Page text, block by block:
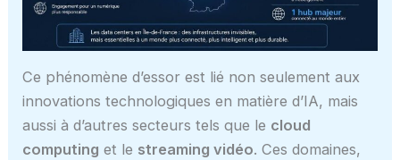
Ce phénomène d’essor est lié non seulement aux
innovations technologiques en matière d’IA, mais
aussi à d’autres secteurs tels que le cloud
computing et le streaming vidéo. Ces domaines,